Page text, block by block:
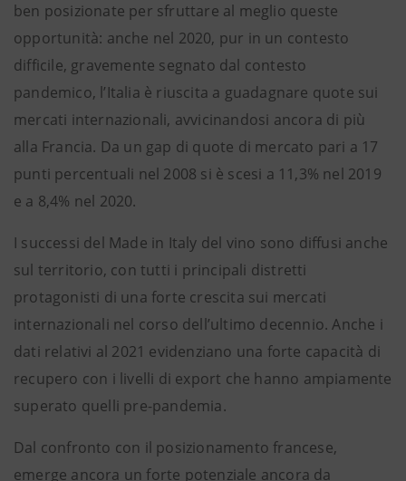
ben posizionate per sfruttare al meglio queste
opportunità: anche nel 2020, pur in un contesto
difficile, gravemente segnato dal contesto
pandemico, l’Italia è riuscita a guadagnare quote sui
mercati internazionali, avvicinandosi ancora di più
alla Francia. Da un gap di quote di mercato pari a 17
punti percentuali nel 2008 si è scesi a 11,3% nel 2019
e a 8,4% nel 2020.
I successi del Made in Italy del vino sono diffusi anche
sul territorio, con tutti i principali distretti
protagonisti di una forte crescita sui mercati
internazionali nel corso dell’ultimo decennio. Anche i
dati relativi al 2021 evidenziano una forte capacità di
recupero con i livelli di export che hanno ampiamente
superato quelli pre-pandemia.
Dal confronto con il posizionamento francese,
emerge ancora un forte potenziale ancora da